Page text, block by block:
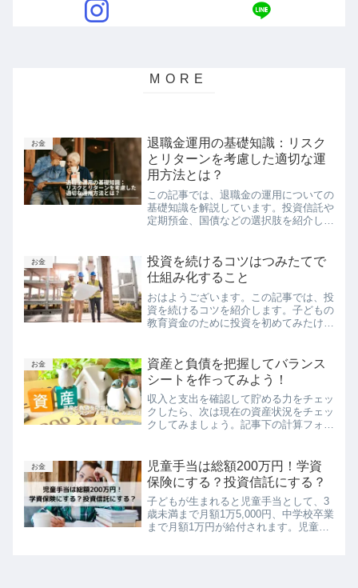
お金
退職金運用の基礎知識：リスク
とリターンを考慮した適切な運
用方法とは？
この記事では、退職金の運用についての
基礎知識を解説しています。投資信託や
定期預金、国債などの選択肢を紹介し、
す。退職金を運用する際に必要な自己準
備についても説明しています。
お金
投資を続けるコツはつみたてで
仕組み化すること
おはようございます。この記事では、投
資を続けるコツを紹介します。子どもの
教育資金のために投資を初めてみたけ
ことや便利なことを知るとその方向に流
されやすい生き物ですので、...
お金
資産と負債を把握してバランス
シートを作ってみよう！
収入と支出を確認して貯める力をチェッ
クしたら、次は現在の資産状況をチェッ
クしてみましょう。記事下の計算フォー
のシミュレーションをしていない方は下
の記事からどうぞ。現在の...
お金
児童手当は総額200万円！学資
保険にする？投資信託にする？
子どもが生まれると児童手当として、3
歳未満まで月額1万5,000円、中学校卒業
まで月額1万円が給付されます。児童手